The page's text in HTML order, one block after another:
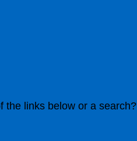
the links below or a search?